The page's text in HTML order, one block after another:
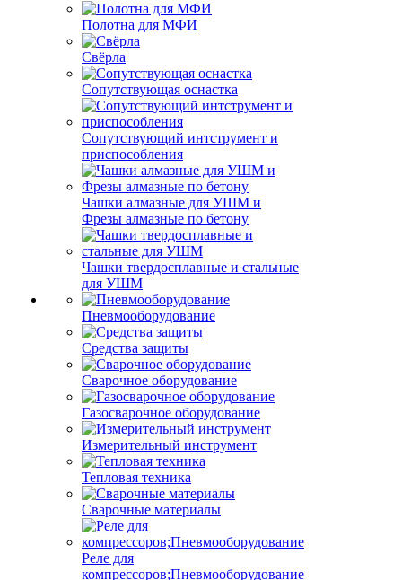
Полотна для МФИ
Свёрла
Сопутствующая оснастка
Сопутствующий интструмент и
приспособления
Чашки алмазные для УШМ и
Фрезы алмазные по бетону
Чашки твердосплавные и стальные
для УШМ
Пневмооборудование
Средства защиты
Сварочное оборудование
Газосварочное оборудование
Измерительный инструмент
Тепловая техника
Сварочные материалы
Реле для
компрессоров;Пневмооборудование